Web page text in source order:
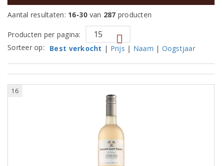
Aantal resultaten: 16-30 van 287 producten
Producten per pagina:
Sorteer op:
Best verkocht | Prijs | Naam | Oogstjaar
16